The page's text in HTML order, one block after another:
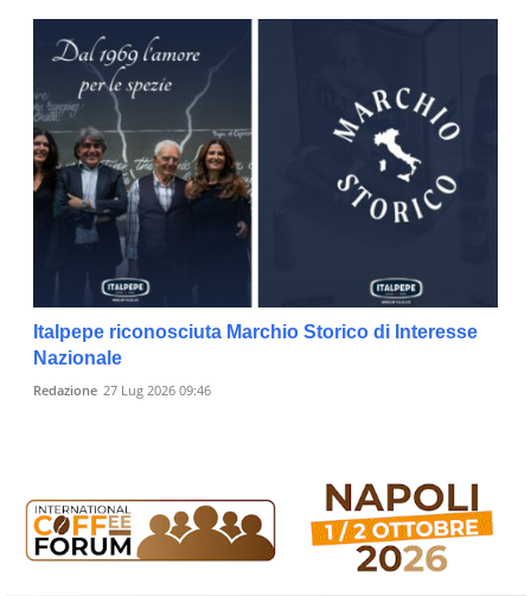
Italpepe riconosciuta Marchio Storico di Interesse
Nazionale
Redazione 27 Lug 2026 09:46